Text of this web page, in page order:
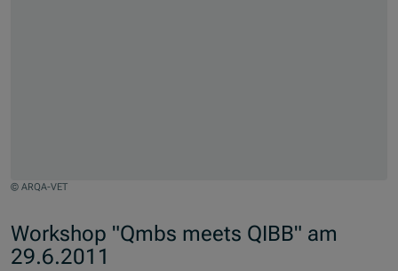
© ARQA-VET
Workshop "Qmbs meets QIBB" am
29.6.2011